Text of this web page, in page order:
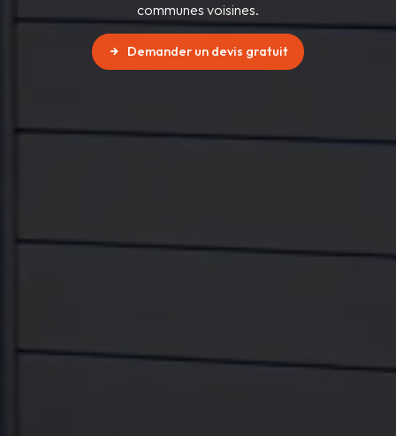
communes voisines.
Demander un devis gratuit